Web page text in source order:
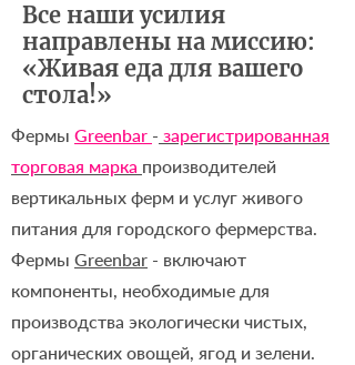
Все наши усилия
направлены на миссию:
«Живая еда для вашего
стола!»
Фермы Greenbar - зарегистрированная
торговая марка производителей
вертикальных ферм и услуг живого
питания для городского фермерства.
Фермы Greenbar - включают
компоненты, необходимые для
производства экологически чистых,
органических овощей, ягод и зелени.